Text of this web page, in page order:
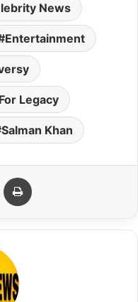
News
Entertainment
Legacy
Salman Khan
Share via Email